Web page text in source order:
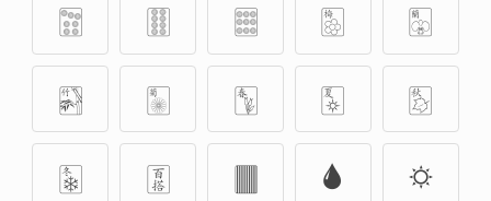
🀟
🀠 🀡 🀢
🀣
🀤
🀥 🀦 🀧
🀨
🀩
🀪 🀫 🌢
🌣